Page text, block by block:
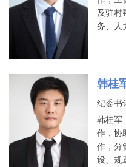
及驻村
务、人
韩桂
纪委书
韩桂军
作，协
作，分
设、规